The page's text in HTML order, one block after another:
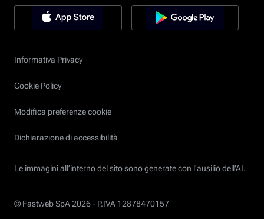
Informativa Privacy
Cookie Policy
Modifica preferenze cookie
Dichiarazione di accessibilità
Le immagini all’interno del sito sono generate con l'ausilio dell'AI.
© Fastweb SpA 2026 - P.IVA 12878470157